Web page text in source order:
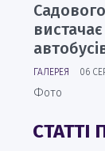
ГАЛЕРЕЯ 06
Фото
СТАТТІ